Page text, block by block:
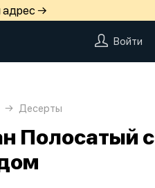
адрес →
Войти
Десерты
Полосатый с